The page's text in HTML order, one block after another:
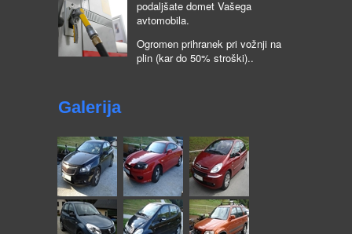
podaljšate domet Vašega
avtomobila.
Ogromen prihranek pri vožnji na
plin (kar do 50% stroški)..
Galerija